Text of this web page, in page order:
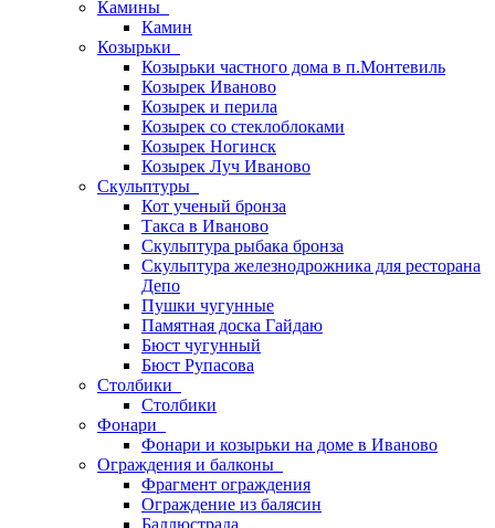
Камины
Камин
Козырьки
Козырьки частного дома в п.Монтевиль
Козырек Иваново
Козырек и перила
Козырек со стеклоблоками
Козырек Ногинск
Козырек Луч Иваново
Скульптуры
Кот ученый бронза
Такса в Иваново
Скульптура рыбака бронза
Скульптура железнодрожника для ресторана
Депо
Пушки чугунные
Памятная доска Гайдаю
Бюст чугунный
Бюст Рупасова
Столбики
Столбики
Фонари
Фонари и козырьки на доме в Иваново
Ограждения и балконы
Фрагмент ограждения
Ограждение из балясин
Баллюстрада